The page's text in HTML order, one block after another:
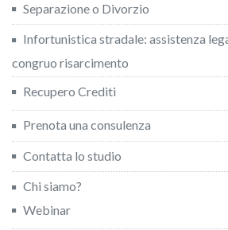
Separazione o Divorzio
Infortunistica stradale: assistenza
congruo risarcimento
Recupero Crediti
Prenota una consulenza
Contatta lo studio
Chi siamo?
Webinar